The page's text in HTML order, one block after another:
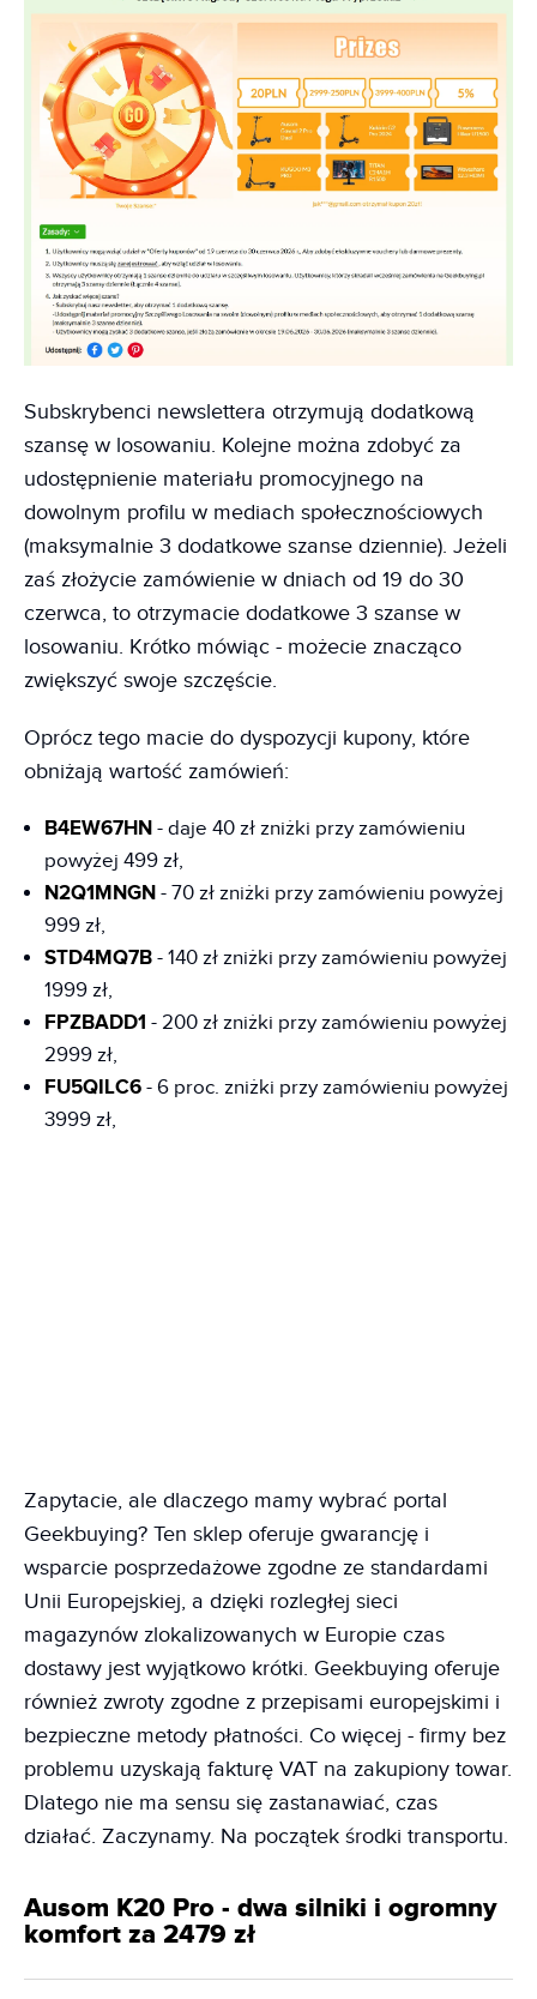
Subskrybenci newslettera otrzymują dodatkową
szansę w losowaniu. Kolejne można zdobyć za
udostępnienie materiału promocyjnego na
dowolnym profilu w mediach społecznościowych
(maksymalnie 3 dodatkowe szanse dziennie). Jeżeli
zaś złożycie zamówienie w dniach od 19 do 30
czerwca, to otrzymacie dodatkowe 3 szanse w
losowaniu. Krótko mówiąc - możecie znacząco
zwiększyć swoje szczęście.
Oprócz tego macie do dyspozycji kupony, które
obniżają wartość zamówień:
B4EW67HN - daje 40 zł zniżki przy zamówieniu
powyżej 499 zł,
N2Q1MNGN - 70 zł zniżki przy zamówieniu powyżej
999 zł,
STD4MQ7B - 140 zł zniżki przy zamówieniu powyżej
1999 zł,
FPZBADD1 - 200 zł zniżki przy zamówieniu powyżej
2999 zł,
FU5QILC6 - 6 proc. zniżki przy zamówieniu powyżej
3999 zł,
Zapytacie, ale dlaczego mamy wybrać portal
Geekbuying? Ten sklep oferuje gwarancję i
wsparcie posprzedażowe zgodne ze standardami
Unii Europejskiej, a dzięki rozległej sieci
magazynów zlokalizowanych w Europie czas
dostawy jest wyjątkowo krótki. Geekbuying oferuje
również zwroty zgodne z przepisami europejskimi i
bezpieczne metody płatności. Co więcej - firmy bez
problemu uzyskają fakturę VAT na zakupiony towar.
Dlatego nie ma sensu się zastanawiać, czas
działać. Zaczynamy. Na początek środki transportu.
Ausom K20 Pro - dwa silniki i ogromny
komfort za 2479 zł